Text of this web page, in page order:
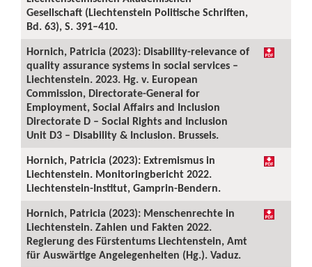
Gesellschaft (Liechtenstein Politische Schriften,
Bd. 63), S. 391–410.
Hornich, Patricia (2023): Disability-relevance of
quality assurance systems in social services –
Liechtenstein. 2023. Hg. v. European
Commission, Directorate-General for
Employment, Social Affairs and Inclusion
Directorate D – Social Rights and Inclusion
Unit D3 – Disability & Inclusion. Brussels.
Hornich, Patricia (2023): Extremismus in
Liechtenstein. Monitoringbericht 2022.
Liechtenstein-Institut, Gamprin-Bendern.
Hornich, Patricia (2023): Menschenrechte in
Liechtenstein. Zahlen und Fakten 2022.
Regierung des Fürstentums Liechtenstein, Amt
für Auswärtige Angelegenheiten (Hg.). Vaduz.